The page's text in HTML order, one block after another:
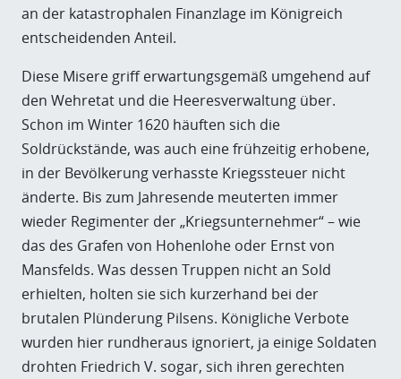
an der katastrophalen Finanzlage im Königreich
entscheidenden Anteil.
Diese Misere griff erwartungsgemäß umgehend auf
den Wehretat und die Heeresverwaltung über.
Schon im Winter 1620 häuften sich die
Soldrückstände, was auch eine frühzeitig erhobene,
in der Bevölkerung verhasste Kriegssteuer nicht
änderte. Bis zum Jahresende meuterten immer
wieder Regimenter der „Kriegsunternehmer“ – wie
das des Grafen von Hohenlohe oder Ernst von
Mansfelds. Was dessen Truppen nicht an Sold
erhielten, holten sie sich kurzerhand bei der
brutalen Plünderung Pilsens. Königliche Verbote
wurden hier rundheraus ignoriert, ja einige Soldaten
drohten Friedrich V. sogar, sich ihren gerechten